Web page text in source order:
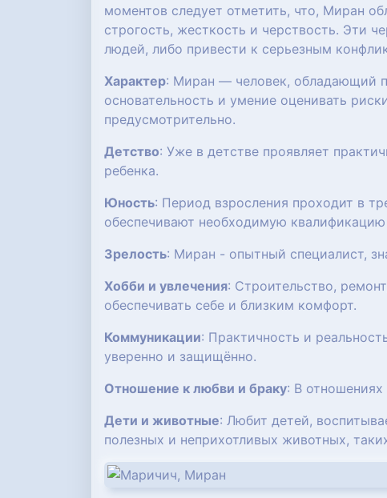
моментов следует отметить, что, Миран
строгость, жесткость и черствость. Эти
людей, либо привести к серьезным
Характер: Миран — человек, обладающий
основательность и умение оценивать
предусмотрительно.
Детство: Уже в детстве проявляет
ребенка.
Юность: Период взросления проходит в
обеспечивают необходимую
Зрелость: Миран - опытный специалист,
Хобби и увлечения: Строительство,
обеспечивать себе и близким комфорт.
Коммуникации: Практичность и
уверенно и защищённо.
Отношение к любви и браку: В
Дети и животные: Любит детей,
полезных и неприхотливых животных,